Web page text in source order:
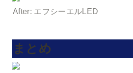
After: エフシーエルLED
まとめ